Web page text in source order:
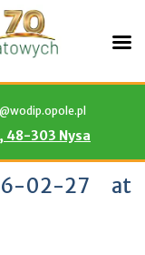
48-303 Nysa
02-27 at